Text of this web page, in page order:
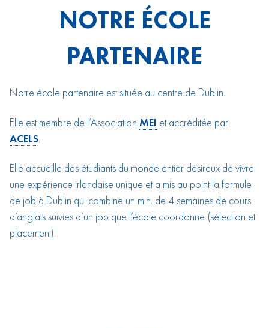
NOTRE ÉCOLE
PARTENAIRE
Notre école partenaire est située au centre de Dublin.
Elle est membre de l’Association MEI et accréditée par
ACELS
Elle accueille des étudiants du monde entier désireux de vivre
une expérience irlandaise unique et a mis au point la formule
de job à Dublin qui combine un min. de 4 semaines de cours
d’anglais suivies d’un job que l’école coordonne (sélection et
placement).